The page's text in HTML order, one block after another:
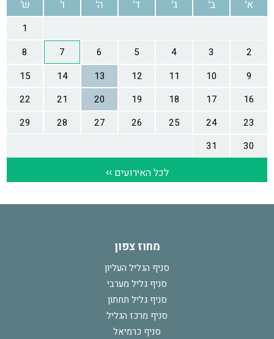
מחוז צפון
סניף הגליל העליון
סניף גליל מערבי
סניף גליל תחתון
סניף מרכז הגליל
סניף כרמיאל